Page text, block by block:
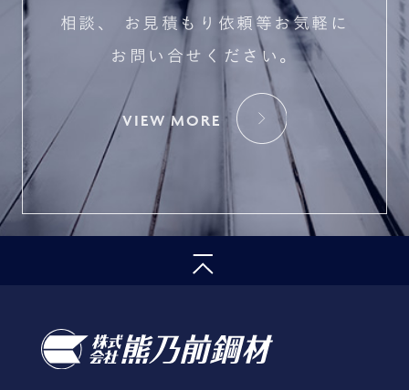
相談、
お見積もり依頼等お気軽に
お問い合せください。
VIEW MORE